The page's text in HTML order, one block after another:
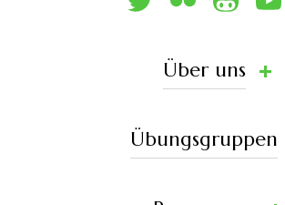
Über uns
Übungsgruppen